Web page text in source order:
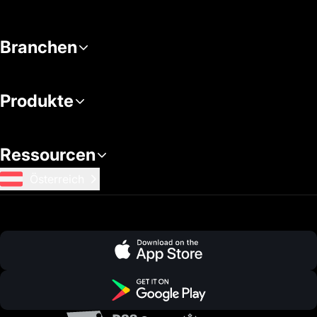
Branchen
Produkte
Ressourcen